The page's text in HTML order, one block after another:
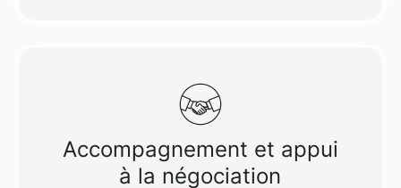
Accompagnement et appui
à la négociation